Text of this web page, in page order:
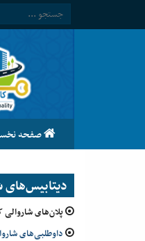
صفحه
دیتابیس‌های
پلان‌های شاروالی
داوطلبی‌های